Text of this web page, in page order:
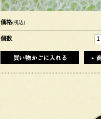
価格(税込)
個数